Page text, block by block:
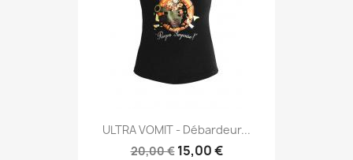
ULTRA VOMIT - Débardeur...
20,00 € 15,00 €